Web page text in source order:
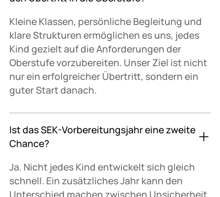
Kleine Klassen, persönliche Begleitung und
klare Strukturen ermöglichen es uns, jedes
Kind gezielt auf die Anforderungen der
Oberstufe vorzubereiten. Unser Ziel ist nicht
nur ein erfolgreicher Übertritt, sondern ein
guter Start danach.
Ist das SEK-Vorbereitungsjahr eine zweite
Chance?
Ja. Nicht jedes Kind entwickelt sich gleich
schnell. Ein zusätzliches Jahr kann den
Unterschied machen zwischen Unsicherheit